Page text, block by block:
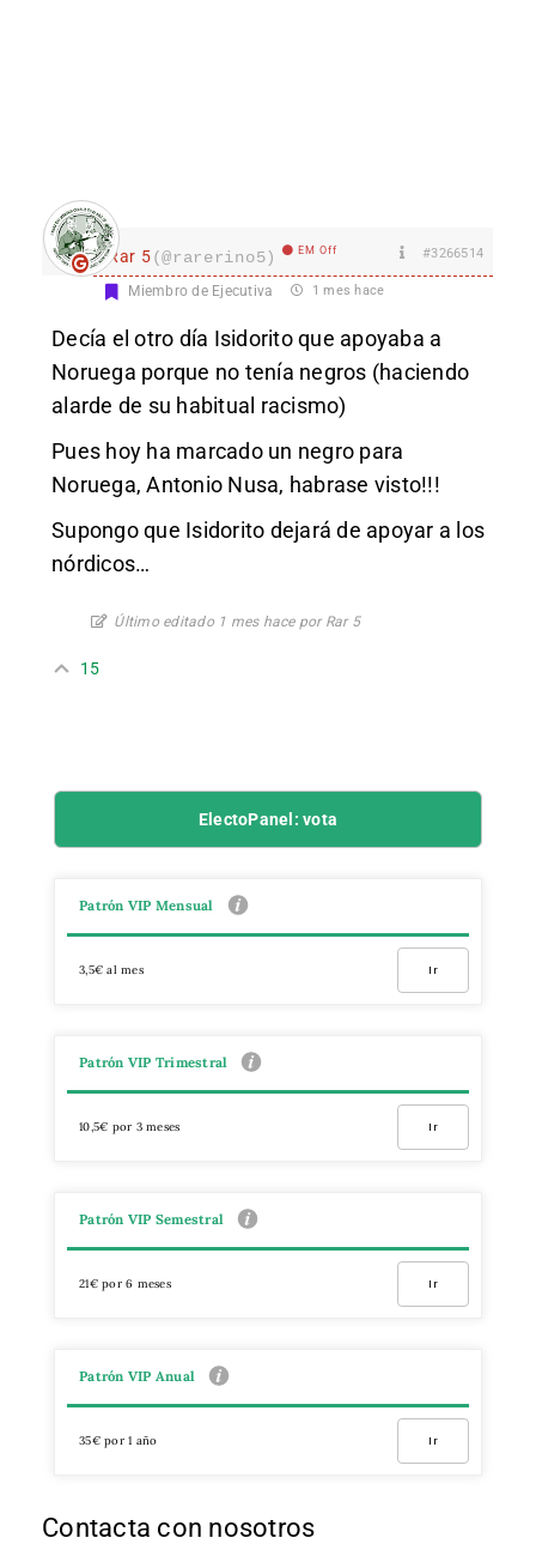
Rar 5(@rarerino5) EM Off #3266514
Miembro de Ejecutiva 1 mes hace
Decía el otro día Isidorito que apoyaba a
Noruega porque no tenía negros (haciendo
alarde de su habitual racismo)
Pues hoy ha marcado un negro para
Noruega, Antonio Nusa, habrase visto!!!
Supongo que Isidorito dejará de apoyar a los
nórdicos…
Último editado 1 mes hace por Rar 5
15
ElectoPanel: vota
Patrón VIP Mensual
3,5€ al mes Ir
Patrón VIP Trimestral
10,5€ por 3 meses Ir
Patrón VIP Semestral
21€ por 6 meses Ir
Patrón VIP Anual
35€ por 1 año Ir
Contacta con nosotros